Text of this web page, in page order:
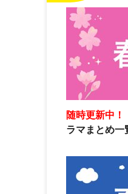
随時更新中！
ラマまとめ一